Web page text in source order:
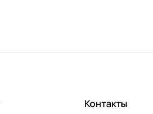
Контакты